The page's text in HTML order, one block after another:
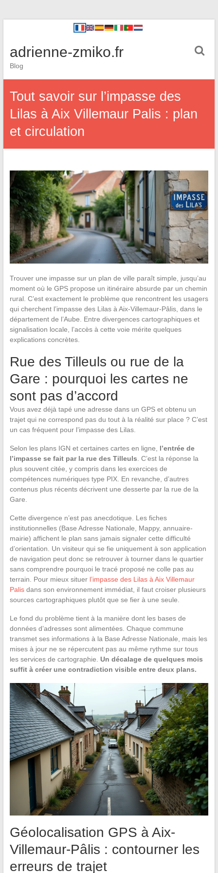
adrienne-zmiko.fr
Blog
Tout savoir sur l’impasse des
Lilas à Aix Villemaur Palis : plan
et circulation
Trouver une impasse sur un plan de ville paraît simple, jusqu’au
moment où le GPS propose un itinéraire absurde par un chemin
rural. C’est exactement le problème que rencontrent les usagers
qui cherchent l’impasse des Lilas à Aix-Villemaur-Pâlis, dans le
département de l’Aube. Entre divergences cartographiques et
signalisation locale, l’accès à cette voie mérite quelques
explications concrètes.
Rue des Tilleuls ou rue de la
Gare : pourquoi les cartes ne
sont pas d’accord
Vous avez déjà tapé une adresse dans un GPS et obtenu un
trajet qui ne correspond pas du tout à la réalité sur place ? C’est
un cas fréquent pour l’impasse des Lilas.
Selon les plans IGN et certaines cartes en ligne, l’entrée de
l’impasse se fait par la rue des Tilleuls . C’est la réponse la
plus souvent citée, y compris dans les exercices de
compétences numériques type PIX. En revanche, d’autres
contenus plus récents décrivent une desserte par la rue de la
Gare.
Cette divergence n’est pas anecdotique. Les fiches
institutionnelles (Base Adresse Nationale, Mappy, annuaire-
mairie) affichent le plan sans jamais signaler cette difficulté
d’orientation. Un visiteur qui se fie uniquement à son application
de navigation peut donc se retrouver à tourner dans le quartier
sans comprendre pourquoi le tracé proposé ne colle pas au
terrain. Pour mieux situer l’impasse des Lilas à Aix Villemaur
Palisdans son environnement immédiat, il faut croiser plusieurs
sources cartographiques plutôt que se fier à une seule.
Le fond du problème tient à la manière dont les bases de
données d’adresses sont alimentées. Chaque commune
transmet ses informations à la Base Adresse Nationale, mais les
mises à jour ne se répercutent pas au même rythme sur tous
les services de cartographie. Un décalage de quelques mois
suffit à créer une contradiction visible entre deux plans.
Géolocalisation GPS à Aix-
Villemaur-Pâlis : contourner les
erreurs de trajet